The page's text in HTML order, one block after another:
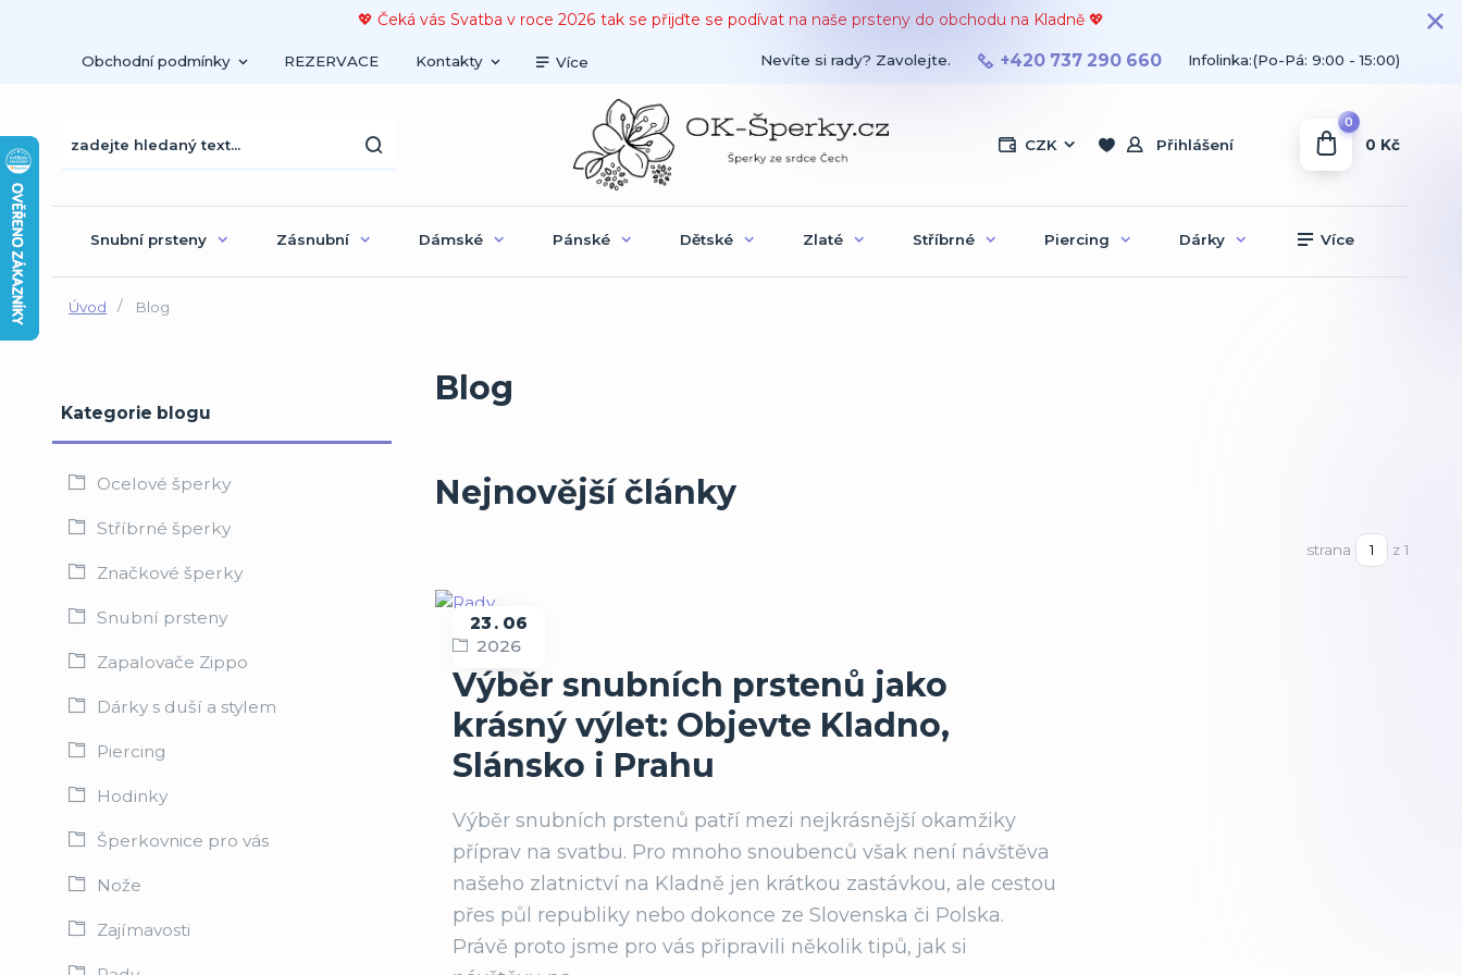
💖 Čeká vás Svatba v roce 2026 tak se přijďte se podívat na naše prsteny do obchodu na Kladně 💖
Obchodní podmínky REZERVACE Kontakty Více
CZK Přihlášení
Nevíte si rady? Zavolejte. +420 737 290 660 Infolinka:(Po-Pá: 9:00 - 15:00)
0
0 Kč
Snubní prsteny Zásnubní Dámské Pánské Dětské Zlaté Stříbrné Piercing Dárky Více
Úvod Blog
Kategorie blogu
Ocelové šperky
Stříbrné šperky
Značkové šperky
Snubní prsteny
Zapalovače Zippo
Dárky s duší a stylem
Piercing
Hodinky
Šperkovnice pro vás
Nože
Zajímavosti
Blog
Nejnovější články
strana z 1
Výběr snubních prstenů jako
krásný výlet: Objevte Kladno,
Slánsko i Prahu
23
06
2026
Rady
Výběr snubních prstenů patří mezi nejkrásnější okamžiky
příprav na svatbu. Pro mnoho snoubenců však není návštěva
našeho zlatnictví na Kladně jen krátkou zastávkou, ale cestou
přes půl republiky nebo dokonce ze Slovenska či Polska.
Právě proto jsme pro vás připravili několik tipů, jak si